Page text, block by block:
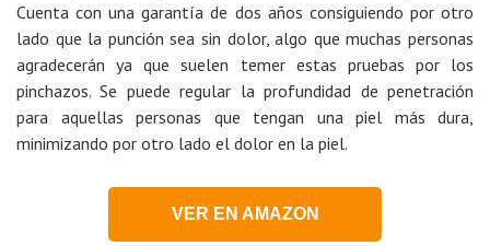
Cuenta con una garantía de dos años consiguiendo por otro
lado que la punción sea sin dolor, algo que muchas personas
agradecerán ya que suelen temer estas pruebas por los
pinchazos. Se puede regular la profundidad de penetración
para aquellas personas que tengan una piel más dura,
minimizando por otro lado el dolor en la piel.
VER EN AMAZON